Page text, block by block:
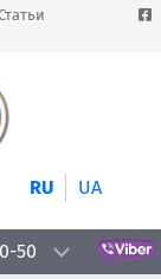
RU UA
50